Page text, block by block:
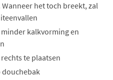
het toch breekt, zal
kalkvorming en
te plaatsen
douchebak